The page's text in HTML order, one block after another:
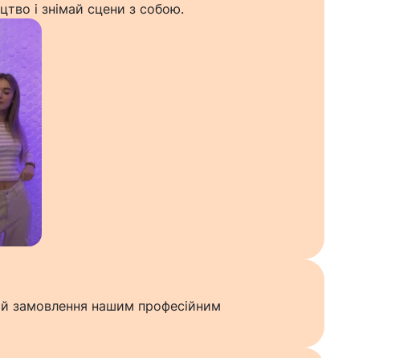
і знімай сцени з собою.
замовлення нашим професійним